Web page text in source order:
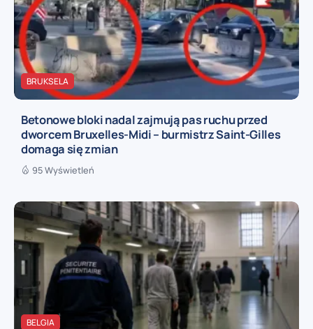
BRUKSELA
Betonowe bloki nadal zajmują pas ruchu przed
dworcem Bruxelles-Midi – burmistrz Saint-Gilles
domaga się zmian
95 Wyświetleń
BELGIA